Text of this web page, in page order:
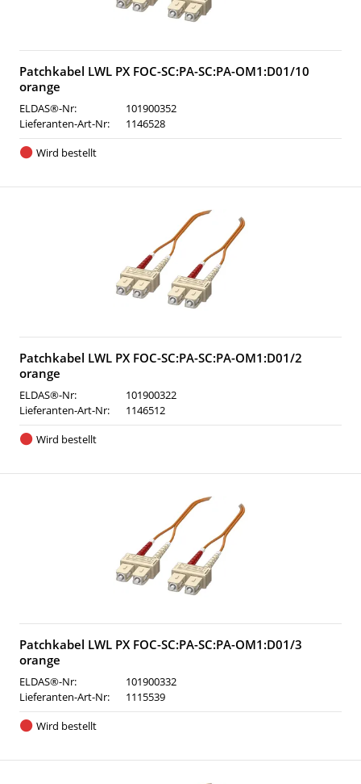
Patchkabel LWL PX FOC-SC:PA-SC:PA-OM1:D01/10
orange
ELDAS®-Nr:
101900352
Lieferanten-Art-Nr:
1146528
Wird bestellt
Patchkabel LWL PX FOC-SC:PA-SC:PA-OM1:D01/2
orange
ELDAS®-Nr:
101900322
Lieferanten-Art-Nr:
1146512
Wird bestellt
Patchkabel LWL PX FOC-SC:PA-SC:PA-OM1:D01/3
orange
ELDAS®-Nr:
101900332
Lieferanten-Art-Nr:
1115539
Wird bestellt